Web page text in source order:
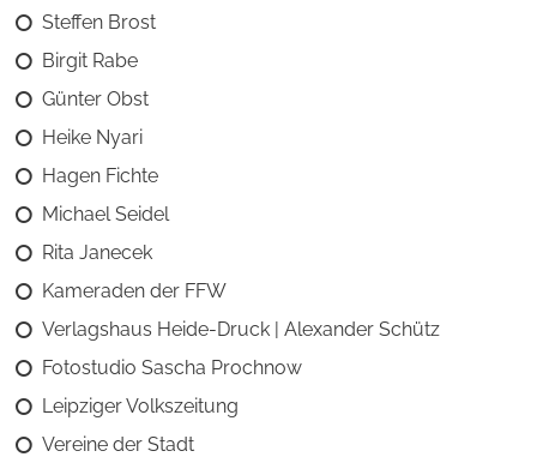
Steffen Brost
Birgit Rabe
Günter Obst
Heike Nyari
Hagen Fichte
Michael Seidel
Rita Janecek
Kameraden der FFW
Verlagshaus Heide-Druck | Alexander Schütz
Fotostudio Sascha Prochnow
Leipziger Volkszeitung
Vereine der Stadt